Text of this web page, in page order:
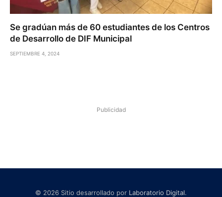
Se gradúan más de 60 estudiantes de los Centros
de Desarrollo de DIF Municipal
SEPTIEMBRE 4, 2024
Publicidad
© 2026 Sitio desarrollado por Laboratorio Digital.